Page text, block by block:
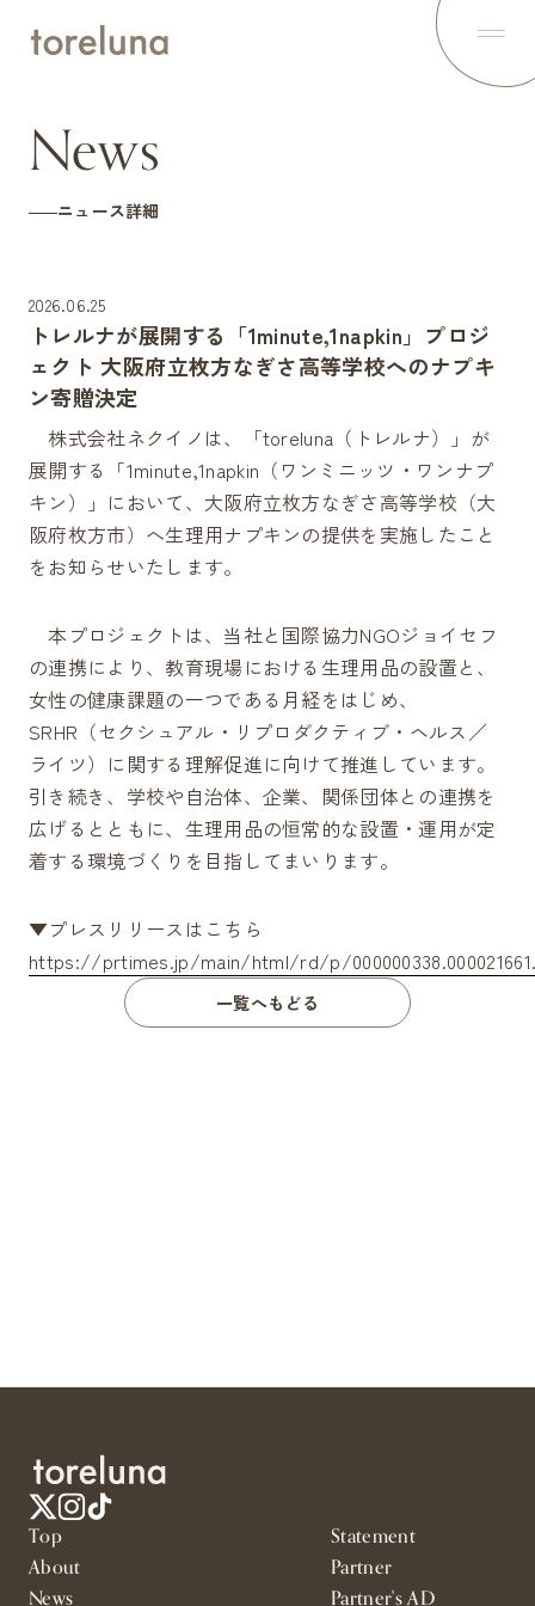
100%
About
News最新ニュース
How to use
Spot設置スポット
Project1minute,1napkin
Contents
Statement トレルナの想い
Partnerパートナー
Partner's AD現在放映されている広告
FAQよくあるご質問
torelunaをより広げていくためにパートナーを募集しています
設置をご検討の方
広告出稿をご検討の方
News
ニュース詳細
2026.06.25
トレルナが展開する「1minute,1napkin」プロジ
ェクト 大阪府立枚方なぎさ高等学校へのナプキ
ン寄贈決定
株式会社ネクイノは、「toreluna（トレルナ）」が
展開する「1minute,1napkin（ワンミニッツ・ワンナプ
キン）」において、大阪府立枚方なぎさ高等学校（大
阪府枚方市）へ生理用ナプキンの提供を実施したこと
をお知らせいたします。
本プロジェクトは、当社と国際協力NGOジョイセフ
の連携により、教育現場における生理用品の設置と、
女性の健康課題の一つである月経をはじめ、
SRHR（セクシュアル・リプロダクティブ・ヘルス／
ライツ）に関する理解促進に向けて推進しています。
引き続き、学校や自治体、企業、関係団体との連携を
広げるとともに、生理用品の恒常的な設置・運用が定
着する環境づくりを目指してまいります。
▼プレスリリースはこちら
https://prtimes.jp/main/html/rd/p/
一覧へもどる
Top
About
News
Statement
Partner
Partner's AD